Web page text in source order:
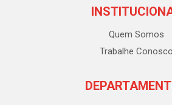
Quem Somos
Trabalhe Conosco